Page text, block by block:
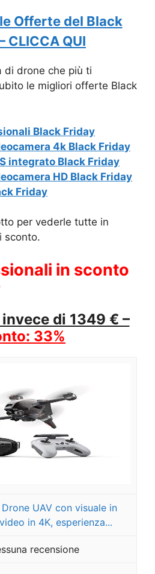
Offerte del Black
CLICCA QUI
di drone che più ti
le migliori offerte Black
Black Friday
4k Black Friday
integrato Black Friday
HD Black Friday
Friday
per vederle tutte in
sconto.
in sconto
di 1349 € –
33%
UAV con visuale in
in 4K, esperienza...
recensione